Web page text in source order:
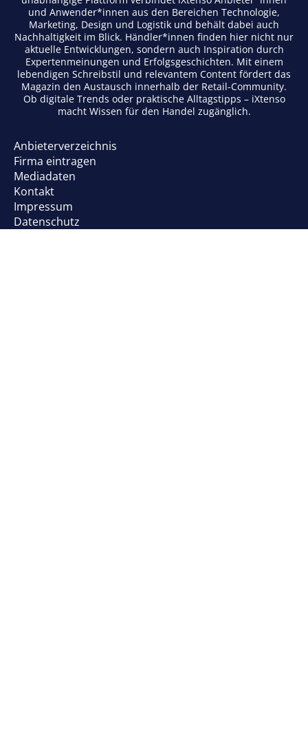
und Anwender*innen aus den Bereichen Technologie,
Marketing, Design und Logistik und behält dabei auch
Nachhaltigkeit im Blick. Händler*innen finden hier nicht nur
aktuelle Entwicklungen, sondern auch Inspiration durch
Expertenmeinungen und Erfolgsgeschichten. Mit einem
lebendigen Schreibstil und relevantem Content fördert das
Magazin den Austausch innerhalb der Retail-Community.
Ob digitale Trends oder praktische Alltagstipps – iXtenso
macht Wissen für den Handel zugänglich.
Anbieterverzeichnis
Firma eintragen
Mediadaten
Kontakt
Impressum
Datenschutz